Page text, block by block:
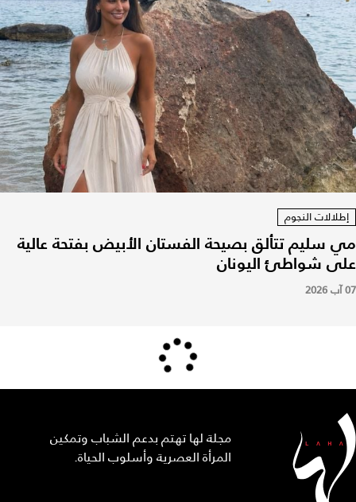
إطلالات النجوم
مي سليم تتألق بصيحة الفستان الأبيض بفتحة عالية
على شواطئ اليونان
07 آب 2026
مجلة لها تهتم بدعم الشباب وتمكين
المرأة العصرية وأسلوب الحياة.